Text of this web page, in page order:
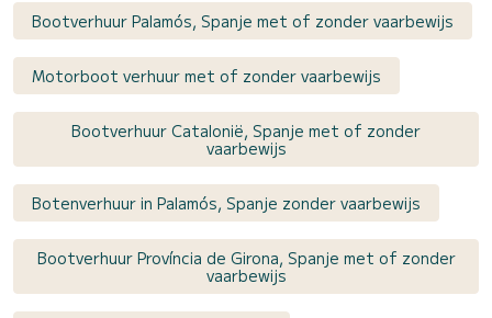
Bootverhuur Palamós, Spanje met of zonder vaarbewijs
Motorboot verhuur met of zonder vaarbewijs
Bootverhuur Catalonië, Spanje met of zonder
vaarbewijs
Botenverhuur in Palamós, Spanje zonder vaarbewijs
Bootverhuur Província de Girona, Spanje met of zonder
vaarbewijs